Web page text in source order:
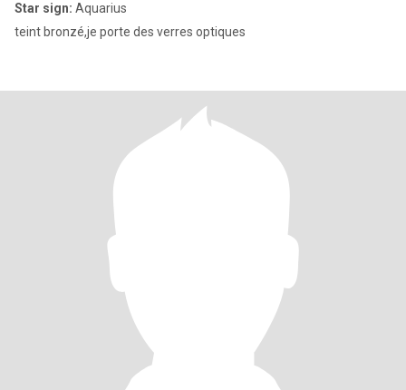
Star sign: Aquarius
teint bronzé,je porte des verres optiques